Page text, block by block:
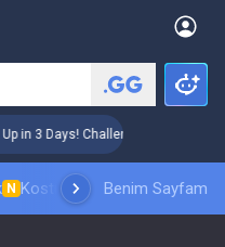
in 3 Days! Challenger Coaching
N Kostüm sıralamasıBenim Sayfam